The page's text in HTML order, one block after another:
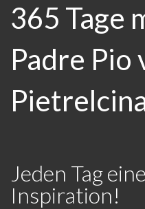
365 Tage
Padre Pio
Jeden Tag
Inspiration!